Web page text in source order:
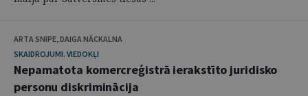
ARTA SNIPE, DAIGA NĀCKALNA
SKAIDROJUMI. VIEDOKĻI
Nepamatota komercreģistrā ierakstīto juridisko
personu diskriminācija